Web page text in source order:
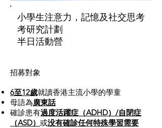
小學生注意力，記憶及社交思考
考研究計劃
半日活動營
招募對象
6至12歲就讀香港主流小學的學童
母語為廣東話
確診患有過度活躍症（ADHD）/自閉症
（ASD） 或没有確診任何特殊學習需要